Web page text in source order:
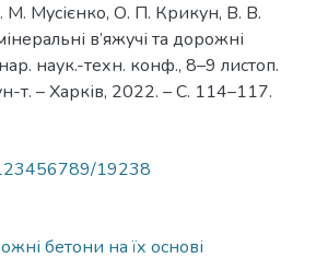
М. Мусієнко, О. П. Крикун, В. В.
в’яжучі та дорожні
наук.-техн. конф., 8–9 листоп.
т. – Харків, 2022. – С. 114–117.
123456789/19238
бетони на їх основі